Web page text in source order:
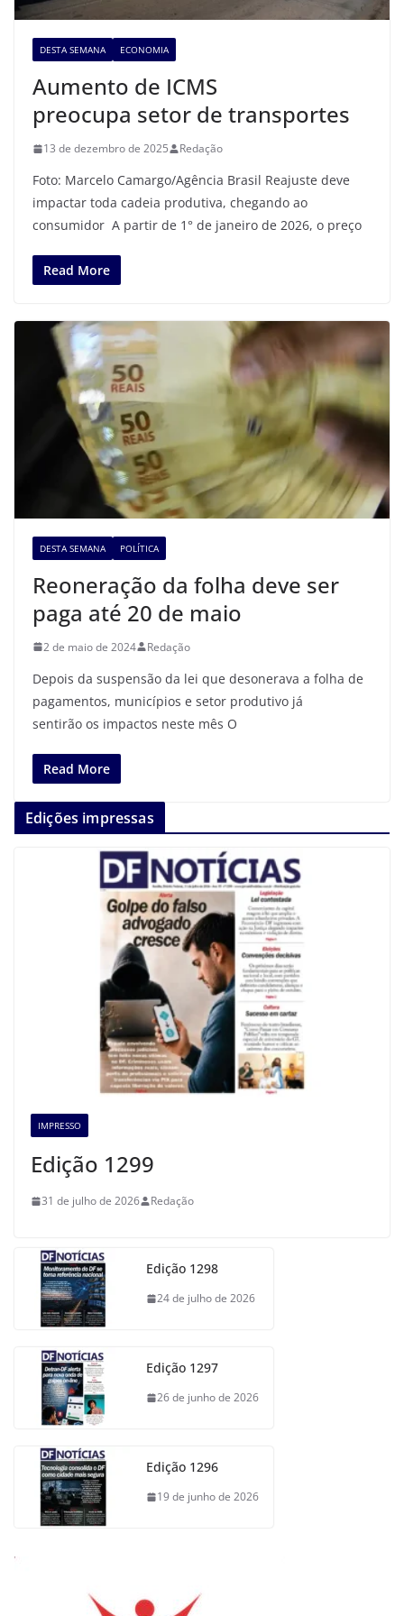
DESTA SEMANA ECONOMIA
Aumento de ICMS
preocupa setor de transportes
13 de dezembro de 2025 Redação
Foto: Marcelo Camargo/Agência Brasil Reajuste deve
impactar toda cadeia produtiva, chegando ao
consumidor A partir de 1° de janeiro de 2026, o preço
Read More
DESTA SEMANA POLÍTICA
Reoneração da folha deve ser
paga até 20 de maio
2 de maio de 2024 Redação
Depois da suspensão da lei que desonerava a folha de
pagamentos, municípios e setor produtivo já
sentirão os impactos neste mês O
Read More
Edições impressas
IMPRESSO
Edição 1299
31 de julho de 2026 Redação
Edição 1298
24 de julho de 2026
Edição 1297
26 de junho de 2026
Edição 1296
19 de junho de 2026